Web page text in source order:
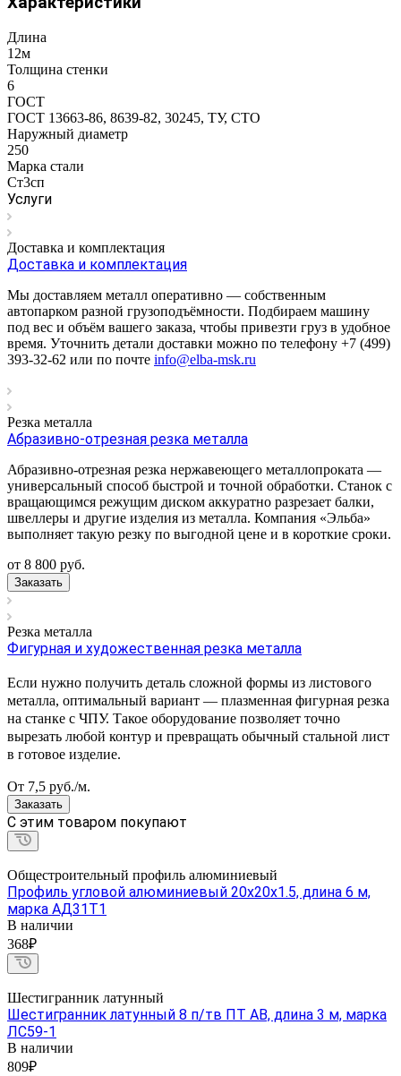
Длина
12м
Толщина стенки
6
ГОСТ
ГОСТ 13663-86, 8639-82, 30245, ТУ, СТО
Наружный диаметр
250
Марка стали
Ст3сп
Услуги
Доставка и комплектация
Доставка и комплектация
Мы доставляем металл оперативно — собственным
автопарком разной грузоподъёмности. Подбираем машину
под вес и объём вашего заказа, чтобы привезти груз в удобное
время. Уточнить детали доставки можно по телефону +7 (499)
393-32-62 или по почте info@elba-msk.ru
Резка металла
Абразивно-отрезная резка металла
Абразивно-отрезная резка нержавеющего металлопроката —
универсальный способ быстрой и точной обработки. Станок с
вращающимся режущим диском аккуратно разрезает балки,
швеллеры и другие изделия из металла. Компания «Эльба»
выполняет такую резку по выгодной цене и в короткие сроки.
от 8 800 руб.
Заказать
Резка металла
Фигурная и художественная резка металла
Если нужно получить деталь сложной формы из листового
металла, оптимальный вариант — плазменная фигурная резка
на станке с ЧПУ. Такое оборудование позволяет точно
вырезать любой контур и превращать обычный стальной лист
в готовое изделие.
От 7,5 руб./м.
Заказать
C этим товаром покупают
Общестроительный профиль алюминиевый
Профиль угловой алюминиевый 20х20х1.5, длина 6 м,
марка АД31Т1
В наличии
368₽
Шестигранник латунный
Шестигранник латунный 8 п/тв ПТ АВ, длина 3 м, марка
ЛС59-1
В наличии
809₽